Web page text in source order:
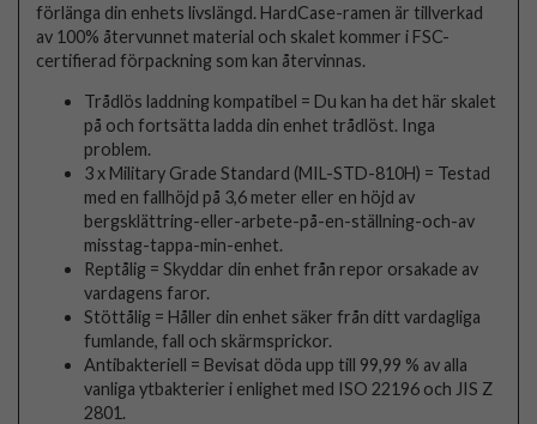
förlänga din enhets livslängd. HardCase-ramen är tillverkad
av 100% återvunnet material och skalet kommer i FSC-
certifierad förpackning som kan återvinnas.
Trådlös laddning kompatibel = Du kan ha det här skalet
på och fortsätta ladda din enhet trådlöst. Inga
problem.
3 x Military Grade Standard (MIL-STD-810H) = Testad
med en fallhöjd på 3,6 meter eller en höjd av
bergsklättring-eller-arbete-på-en-ställning-och-av
misstag-tappa-min-enhet.
Reptålig = Skyddar din enhet från repor orsakade av
vardagens faror.
Stöttålig = Håller din enhet säker från ditt vardagliga
fumlande, fall och skärmsprickor.
Antibakteriell = Bevisat döda upp till 99,99 % av alla
vanliga ytbakterier i enlighet med ISO 22196 och JIS Z
2801.